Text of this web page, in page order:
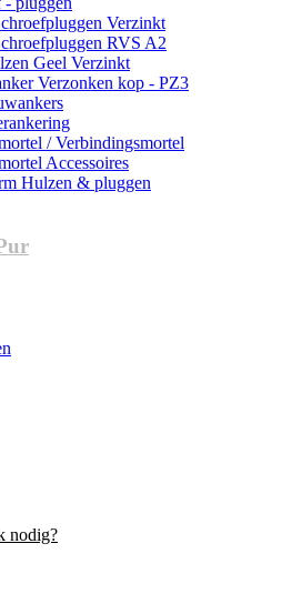
Verzinkt
RVS A2
Geel Verzinkt
Verzonken kop - PZ3
/ Verbindingsmortel
Accessoires
Hulzen & pluggen
nodig?